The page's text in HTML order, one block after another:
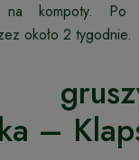
kompoty. Po
około 2 tygodnie.
–